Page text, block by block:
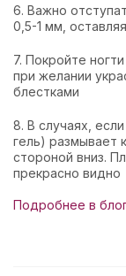
6. Важно
0,5-1 мм,
7. Покройте
при желании
блестками
8. В случаях,
гель) размывает
стороной вниз.
прекрасно видно
Подробнее в